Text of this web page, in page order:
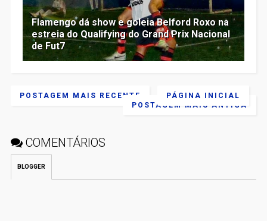
Flamengo dá show e goleia Belford Roxo na
estreia do Qualifying do Grand Prix Nacional
de Fut7
POSTAGEM MAIS RECENTE
POSTAGEM MAIS ANTIGA
PÁGINA INICIAL
COMENTÁRIOS
BLOGGER